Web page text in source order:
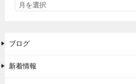
ブログ
新着情報